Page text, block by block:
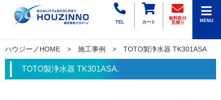
TEL カート
無料取付
見積り
MENU
ハウジーノHOME 施工事例 TOTO製浄水器 TK301ASA
TOTO製浄水器 TK301ASA.